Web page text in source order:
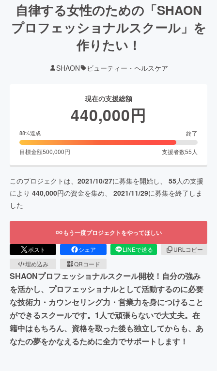
自律する女性のための「SHAON
プロフェッショナルスクール」を
作りたい！
SHAON ビューティー・ヘルスケア
現在の支援総額
440,000円
88%達成 終了
目標金額500,000円 支援者数55 人
このプロジェクトは、 2021/10/27に募集を開始し、 55人の支援
により 440,000円の資金を集め、 2021/11/29に募集を終了しま
した
もう一度プロジェクトをやってほしい
ポスト シェア LINEで送る
URLコピー
埋め込み
QRコード
SHAONプロフェッショナルスクール開校！自分の強み
を活かし、プロフェッショナルとして活動するのに必要
な技術力・カウンセリング力・営業力を身につけること
ができるスクールです。1人で頑張らないで大丈夫。在
籍中はもちろん、資格を取った後も独立してからも、あ
なたの夢をかなえるために全力でサポートします！